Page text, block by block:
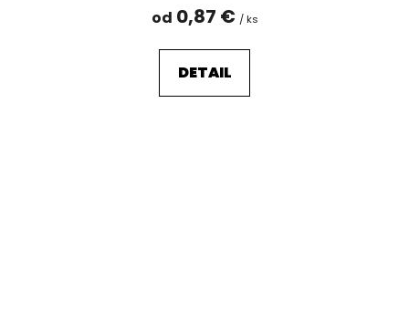
od 0,87 € / ks
DETAIL